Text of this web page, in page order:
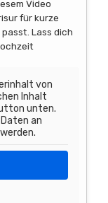
Video
für kurze
Lass dich
von
Inhalt
unten.
an